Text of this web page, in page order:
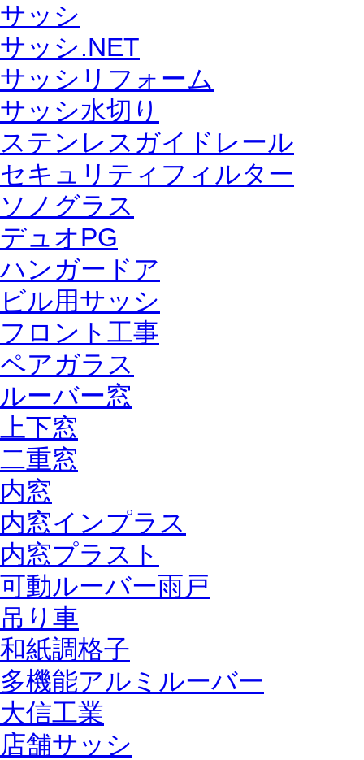
サッシ
サッシ.NET
サッシリフォーム
サッシ水切り
ステンレスガイドレール
セキュリティフィルター
ソノグラス
デュオPG
ハンガードア
ビル用サッシ
フロント工事
ペアガラス
ルーバー窓
上下窓
二重窓
内窓
内窓インプラス
内窓プラスト
可動ルーバー雨戸
吊り車
和紙調格子
多機能アルミルーバー
大信工業
店舗サッシ